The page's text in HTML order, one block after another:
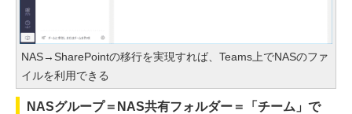
NAS→SharePointの移行を実現すれば、Teams上でNASのファ
イルを利用できる
NASグループ＝NAS共有フォルダー＝「チーム」で